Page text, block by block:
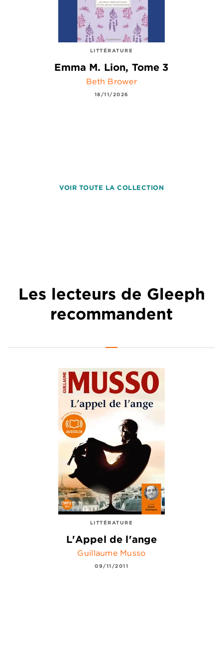
LITTÉRATURE
Emma M. Lion, Tome 3
Beth Brower
18/11/2026
VOIR TOUTE LA COLLECTION
Les lecteurs de Gleeph
recommandent
LITTÉRATURE
L'Appel de l'ange
Guillaume Musso
09/11/2011